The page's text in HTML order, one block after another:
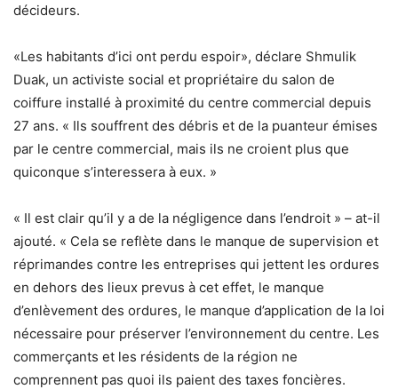
décideurs.
«Les habitants d’ici ont perdu espoir», déclare Shmulik
Duak, un activiste social et propriétaire du salon de
coiffure installé à proximité du centre commercial depuis
27 ans. « Ils souffrent des débris et de la puanteur émises
par le centre commercial, mais ils ne croient plus que
quiconque s’interessera à eux. »
« Il est clair qu’il y a de la négligence dans l’endroit » – at-il
ajouté. « Cela se reflète dans le manque de supervision et
réprimandes contre les entreprises qui jettent les ordures
en dehors des lieux prevus à cet effet, le manque
d’enlèvement des ordures, le manque d’application de la loi
nécessaire pour préserver l’environnement du centre. Les
commerçants et les résidents de la région ne
comprennent pas quoi ils paient des taxes foncières.